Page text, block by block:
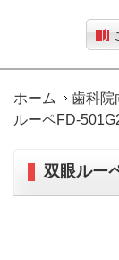
ホーム 歯科院
ルーペFD-
双眼ルー